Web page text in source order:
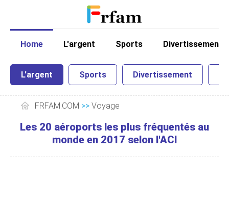
Home L'argent Sports Divertissement
L'argent Sports Divertissement
FRFAM.COM >> Voyage
Les 20 aéroports les plus fréquentés au
monde en 2017 selon l'ACI